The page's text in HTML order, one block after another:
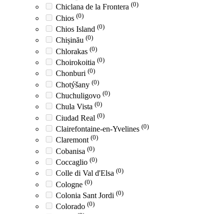
Chiclana de la Frontera (0)
Chios (0)
Chios Island (0)
Chișinău (0)
Chlorakas (0)
Choirokoitia (0)
Chonburi (0)
Chotýšany (0)
Chuchuligovo (0)
Chula Vista (0)
Ciudad Real (0)
Clairefontaine-en-Yvelines (0)
Claremont (0)
Cobanisa (0)
Coccaglio (0)
Colle di Val d'Elsa (0)
Cologne (0)
Colonia Sant Jordi (0)
Colorado (0)